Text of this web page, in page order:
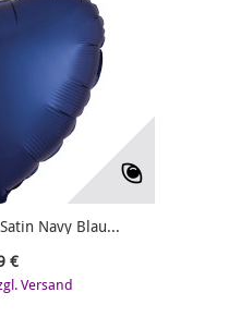
Navy Blau...
€
Versand